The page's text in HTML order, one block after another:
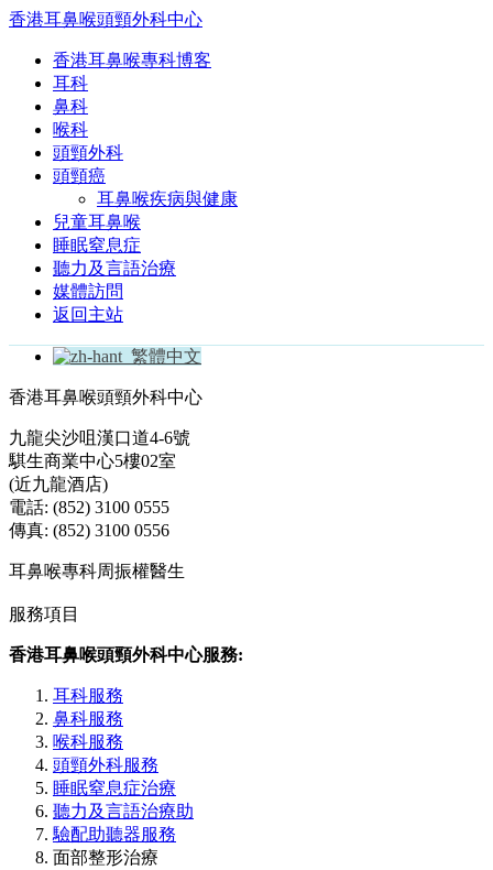
香港耳鼻喉頭頸外科中心
香港耳鼻喉專科博客
耳科
鼻科
喉科
頭頸外科
頭頸癌
耳鼻喉疾病與健康
兒童耳鼻喉
睡眠窒息症
聽力及言語治療
媒體訪問
返回主站
繁體中文
香港耳鼻喉頭頸外科中心
九龍尖沙咀漢口道4-6號
騏生商業中心5樓02室
(近九龍酒店)
電話: (852) 3100 0555
傳真: (852) 3100 0556
耳鼻喉專科周振權醫生
服務項目
香港耳鼻喉頭頸外科中心服務:
耳科服務
鼻科服務
喉科服務
頭頸外科服務
睡眠窒息症治療
聽力及言語治療助
驗配助聽器服務
面部整形治療